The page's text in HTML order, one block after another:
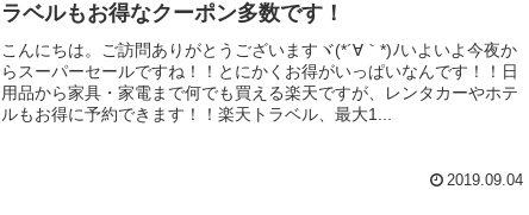
ラベルもお得なクーポン多数です！
こんにちは。ご訪問ありがとうございますヾ(*´∀｀*)ﾉいよいよ今夜か
らスーパーセールですね！！とにかくお得がいっぱいなんです！！日
用品から家具・家電まで何でも買える楽天ですが、レンタカーやホテ
ルもお得に予約できます！！楽天トラベル、最大1...
2019.09.04